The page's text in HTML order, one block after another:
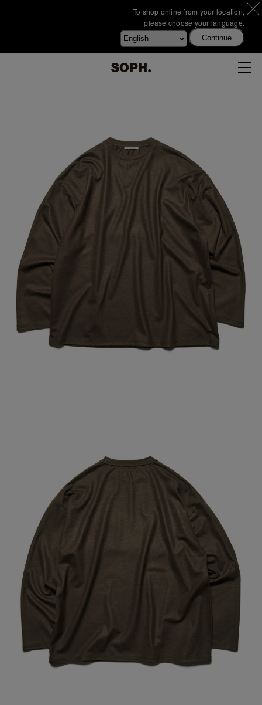
To shop online from your location,
please choose your language.
Continue